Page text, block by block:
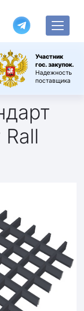
Участник
гос. закупок.
Надежность
поставщика